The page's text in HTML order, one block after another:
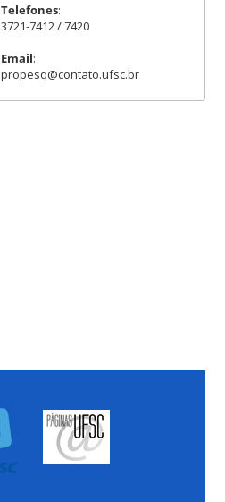
Telefones:
3721-7412 / 7420
Email:
propesq@contato.ufsc.br